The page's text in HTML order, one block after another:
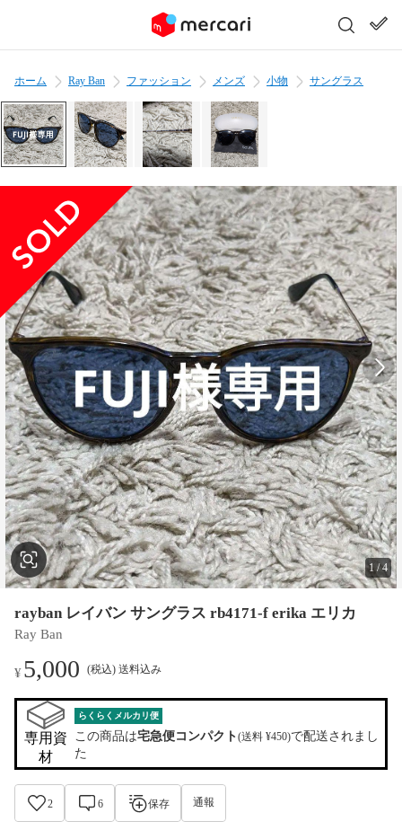
ホーム Ray Ban ファッション メンズ 小物 サングラス
1 /4
rayban レイバン サングラス rb4171-f erika エリカ
Ray Ban
¥5,000 (税込) 送料込み
専用資
材
らくらくメルカリ便
この商品は宅急便コンパクト(送料 ¥450)で配送されまし
た
2 6 保存 通報